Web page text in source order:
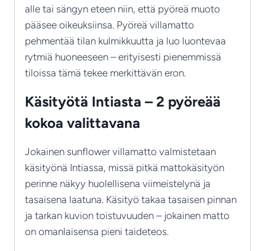
alle tai sängyn eteen niin, että pyöreä muoto
pääsee oikeuksiinsa. Pyöreä villamatto
pehmentää tilan kulmikkuutta ja luo luontevaa
rytmiä huoneeseen – erityisesti pienemmissä
tiloissa tämä tekee merkittävän eron.
Käsityötä Intiasta – 2 pyöreää
kokoa valittavana
Jokainen sunflower villamatto valmistetaan
käsityönä Intiassa, missä pitkä mattokäsityön
perinne näkyy huolellisena viimeistelynä ja
tasaisena laatuna. Käsityö takaa tasaisen pinnan
ja tarkan kuvion toistuvuuden – jokainen matto
on omanlaisensa pieni taideteos.